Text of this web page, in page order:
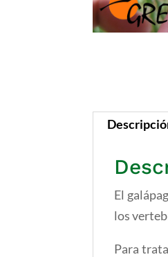
El
los
Para